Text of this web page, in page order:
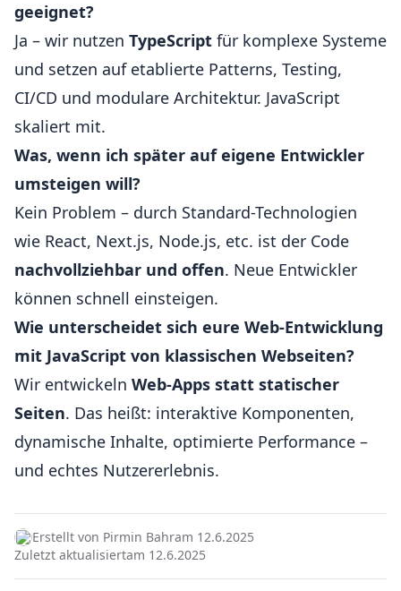
geeignet?
Ja – wir nutzen TypeScript für komplexe Systeme
und setzen auf etablierte Patterns, Testing,
CI/CD und modulare Architektur. JavaScript
skaliert mit.
Was, wenn ich später auf eigene Entwickler
umsteigen will?
Kein Problem – durch Standard-Technologien
wie React, Next.js, Node.js, etc. ist der Code
nachvollziehbar und offen. Neue Entwickler
können schnell einsteigen.
Wie unterscheidet sich eure Web-Entwicklung
mit JavaScript von klassischen Webseiten?
Wir entwickeln Web-Apps statt statischer
Seiten. Das heißt: interaktive Komponenten,
dynamische Inhalte, optimierte Performance –
und echtes Nutzererlebnis.
Erstellt von Pirmin Bahram 12.6.2025
Zuletzt aktualisiertam 12.6.2025